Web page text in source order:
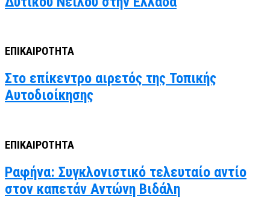
ΕΠΙΚΑΙΡΟΤΗΤΑ
Στο επίκεντρο αιρετός της Τοπικής
Αυτοδιοίκησης
ΕΠΙΚΑΙΡΟΤΗΤΑ
Ραφήνα: Συγκλονιστικό τελευταίο αντίο
στον καπετάν Αντώνη Βιδάλη